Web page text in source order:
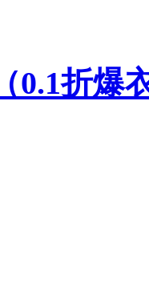
0.1折爆